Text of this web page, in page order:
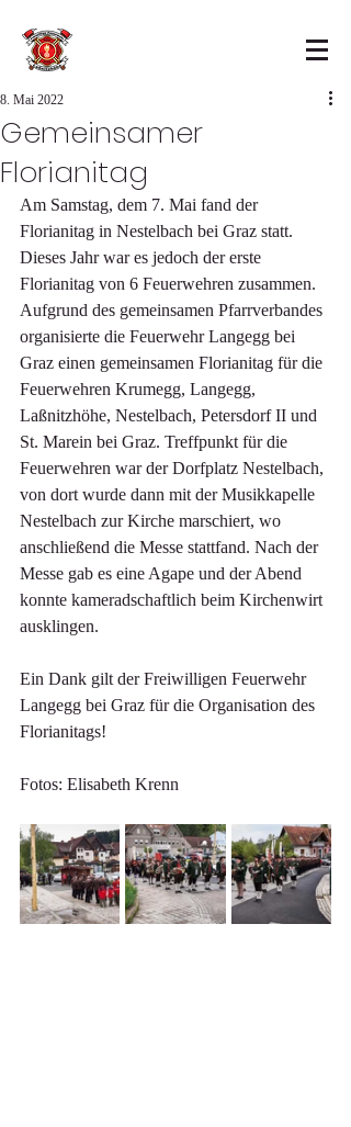
Gemeinsamer
Florianitag
8. Mai 2022
Am Samstag, dem 7. Mai fand der
Florianitag in Nestelbach bei Graz statt.
Dieses Jahr war es jedoch der erste
Florianitag von 6 Feuerwehren zusammen.
Aufgrund des gemeinsamen Pfarrverbandes
organisierte die Feuerwehr Langegg bei
Graz einen gemeinsamen Florianitag für die
Feuerwehren Krumegg, Langegg,
Laßnitzhöhe, Nestelbach, Petersdorf II und
St. Marein bei Graz. Treffpunkt für die
Feuerwehren war der Dorfplatz Nestelbach,
von dort wurde dann mit der Musikkapelle
Nestelbach zur Kirche marschiert, wo
anschließend die Messe stattfand. Nach der
Messe gab es eine Agape und der Abend
konnte kameradschaftlich beim Kirchenwirt
ausklingen.
Ein Dank gilt der Freiwilligen Feuerwehr
Langegg bei Graz für die Organisation des
Florianitags!
Fotos: Elisabeth Krenn